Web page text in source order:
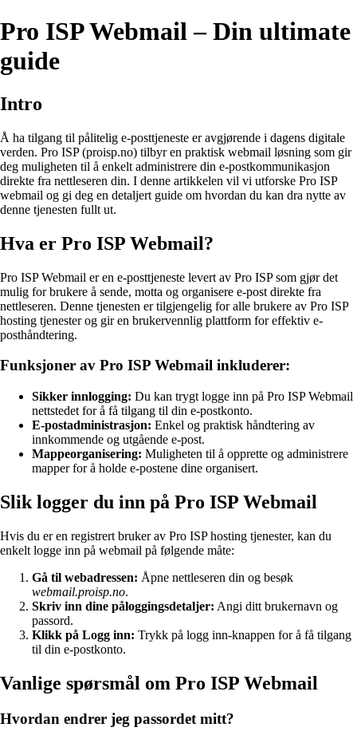
Pro ISP Webmail – Din ultimate
guide
Intro
Å ha tilgang til pålitelig e-posttjeneste er avgjørende i dagens digitale
verden. Pro ISP (proisp.no) tilbyr en praktisk webmail løsning som gir
deg muligheten til å enkelt administrere din e-postkommunikasjon
direkte fra nettleseren din. I denne artikkelen vil vi utforske Pro ISP
webmail og gi deg en detaljert guide om hvordan du kan dra nytte av
denne tjenesten fullt ut.
Hva er Pro ISP Webmail?
Pro ISP Webmail er en e-posttjeneste levert av Pro ISP som gjør det
mulig for brukere å sende, motta og organisere e-post direkte fra
nettleseren. Denne tjenesten er tilgjengelig for alle brukere av Pro ISP
hosting tjenester og gir en brukervennlig plattform for effektiv e-
posthåndtering.
Funksjoner av Pro ISP Webmail inkluderer:
Sikker innlogging: Du kan trygt logge inn på Pro ISP Webmail
nettstedet for å få tilgang til din e-postkonto.
E-postadministrasjon: Enkel og praktisk håndtering av
innkommende og utgående e-post.
Mappeorganisering: Muligheten til å opprette og administrere
mapper for å holde e-postene dine organisert.
Slik logger du inn på Pro ISP Webmail
Hvis du er en registrert bruker av Pro ISP hosting tjenester, kan du
enkelt logge inn på webmail på følgende måte:
Gå til webadressen: Åpne nettleseren din og besøk
webmail.proisp.no.
Skriv inn dine påloggingsdetaljer: Angi ditt brukernavn og
passord.
Klikk på Logg inn: Trykk på logg inn-knappen for å få tilgang
til din e-postkonto.
Vanlige spørsmål om Pro ISP Webmail
Hvordan endrer jeg passordet mitt?